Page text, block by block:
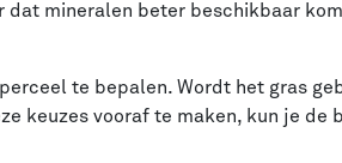
mineralen beter beschikbaar
te bepalen. Wordt het gras
keuzes vooraf te maken, kun je de